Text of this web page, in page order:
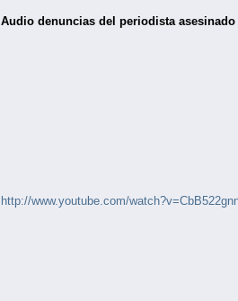
Audio denuncias del periodista
http://www.youtube.com/